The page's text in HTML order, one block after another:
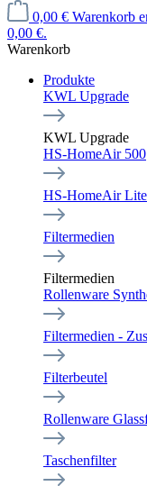
0,00 € Warenkorb
0,00 €.
Warenkorb
Produkte
KWL Upgrade
KWL Upgrade
HS-HomeAir 500
HS-HomeAir Lite
Filtermedien
Filtermedien
Rollenware
Filtermedien -
Filterbeutel
Rollenware
Taschenfilter